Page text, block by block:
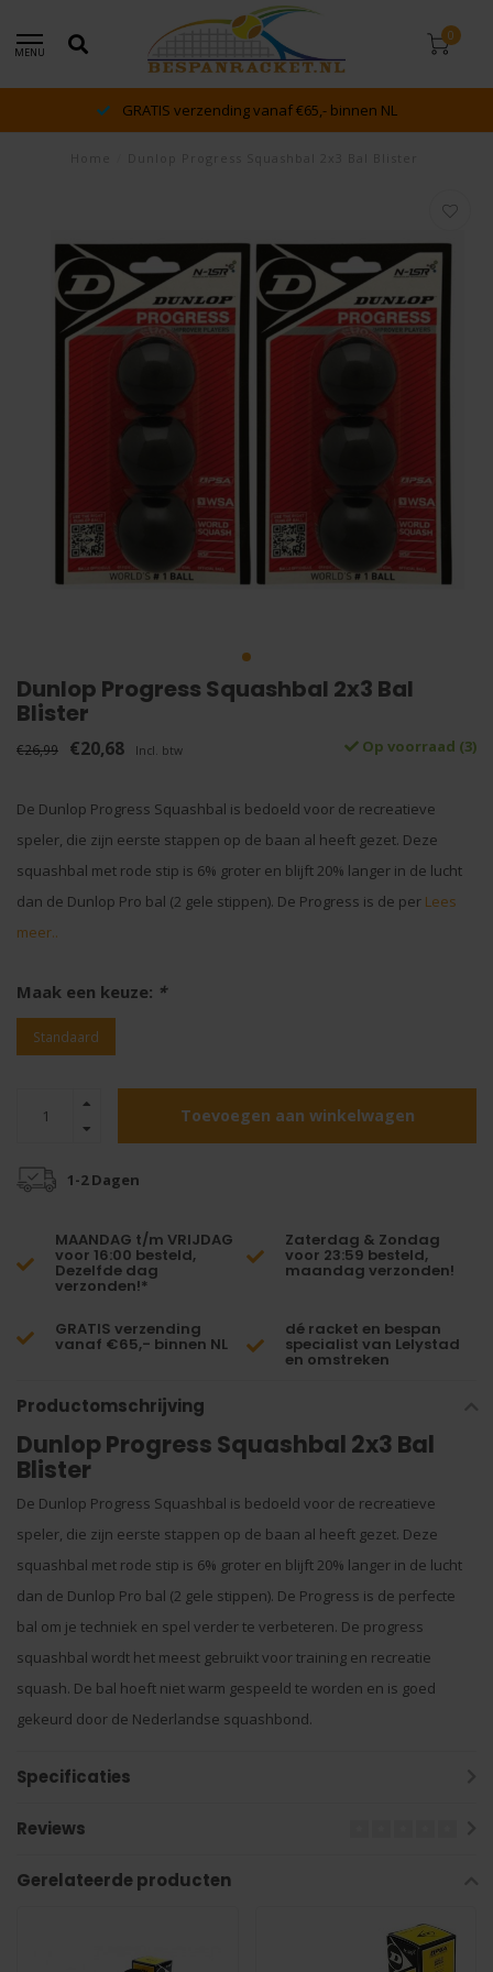
MENU
0
vanaf €65,- binnen NL dé racket en bespan
Dunlop Progress Squashbal 2x3 Bal
Blister
€26,99 €20,68 Incl. btw Op voorraad (3)
De Dunlop Progress Squashbal is bedoeld voor de recreatieve
speler, die zijn eerste stappen op de baan al heeft gezet. Deze
squashbal met rode stip is 6% groter en blijft 20% langer in de lucht
dan de Dunlop Pro bal (2 gele stippen). De Progress is de per Lees
meer..
Maak een keuze: *
Standaard
Toevoegen aan winkelwagen
1-2 Dagen
MAANDAG t/m VRIJDAG
voor 16:00 besteld,
Dezelfde dag
verzonden!*
Zaterdag & Zondag
voor 23:59 besteld,
maandag verzonden!
GRATIS verzending
vanaf €65,- binnen NL
dé racket en bespan
specialist van Lelystad
en omstreken
Productomschrijving
Dunlop Progress Squashbal 2x3 Bal
Blister
De Dunlop Progress Squashbal is bedoeld voor de recreatieve
speler, die zijn eerste stappen op de baan al heeft gezet. Deze
squashbal met rode stip is 6% groter en blijft 20% langer in de lucht
dan de Dunlop Pro bal (2 gele stippen). De Progress is de perfecte
bal om je techniek en spel verder te verbeteren. De progress
squashbal wordt het meest gebruikt voor training en recreatie
squash. De bal hoeft niet warm gespeeld te worden en is goed
gekeurd door de Nederlandse squashbond.
Specificaties
Reviews
Gerelateerde producten